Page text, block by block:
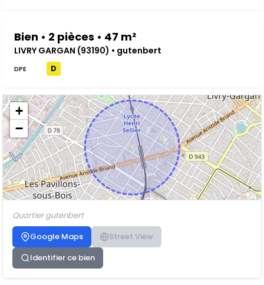
Bien • 2 pièces • 47 m²
LIVRY GARGAN (93190) • gutenbert
DPE D
+
−
Quartier gutenbert
Google Maps
Street View
Identifier ce bien